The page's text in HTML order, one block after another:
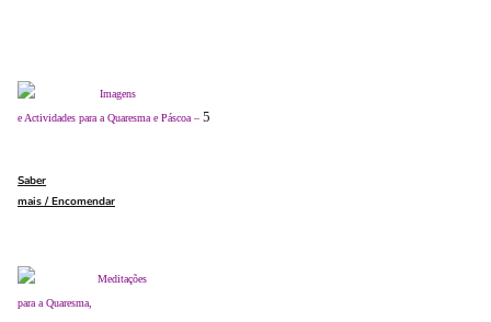
Imagens
e Actividades para a Quaresma e Páscoa – 5
Saber
mais / Encomendar
Meditações
para a Quaresma,